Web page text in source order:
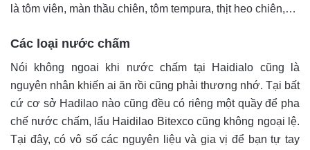
là tôm viên, màn thầu chiên, tôm tempura, thịt heo chiên,…
Các loại nước chấm
Nói không ngoai khi nước chấm tại Haidialo cũng là
nguyên nhân khiến ai ăn rồi cũng phải thương nhớ. Tại bất
cứ cơ sở Hadilao nào cũng đều có riêng một quầy để pha
chế nước chấm, lẩu Haidilao Bitexco cũng không ngoại lệ.
Tại đây, có vô số các nguyên liệu và gia vị để bạn tự tay